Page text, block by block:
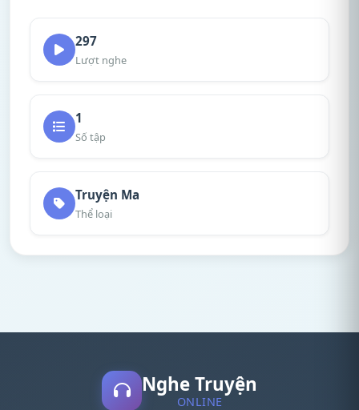
297
Lượt nghe
1
Số tập
Truyện Ma
Thể loại
Nghe Truyện
ONLINE